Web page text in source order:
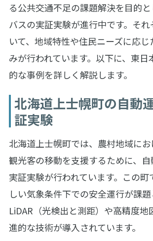
る公共交通不足の課題解決を目的
バスの実証実験が進行中です。そ
いて、地域特性や住民ニーズに応
みが行われています。以下に、東
的な事例を詳しく解説します。
北海道上士幌町の自動
証実験
北海道上士幌町では、農村地域に
観光客の移動を支援するために、
実証実験が行われています。この
しい気象条件下での安全運行が課題
LiDAR（光検出と測距）や高精度地
進的な技術が導入されています。